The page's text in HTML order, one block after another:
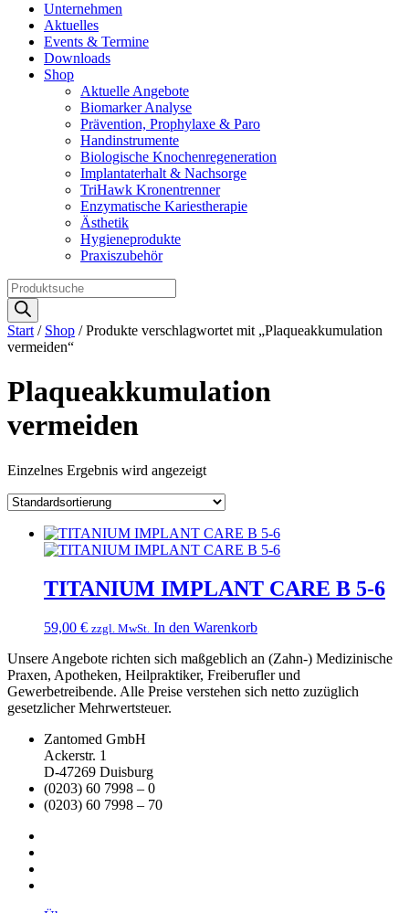
Unternehmen
Aktuelles
Events & Termine
Downloads
Shop
Aktuelle Angebote
Biomarker Analyse
Prävention, Prophylaxe & Paro
Handinstrumente
Biologische Knochenregeneration
Implantaterhalt & Nachsorge
TriHawk Kronentrenner
Enzymatische Kariestherapie
Ästhetik
Hygieneprodukte
Praxiszubehör
Products
search
Start / Shop / Produkte verschlagwortet mit „Plaqueakkumulation
vermeiden“
Plaqueakkumulation
vermeiden
Einzelnes Ergebnis wird angezeigt
TITANIUM IMPLANT CARE B 5-6
59,00 € zzgl. MwSt. In den Warenkorb
Unsere Angebote richten sich maßgeblich an (Zahn-) Medizinische
Praxen, Apotheken, Heilpraktiker, Freiberufler und
Gewerbetreibende. Alle Preise verstehen sich netto zuzüglich
gesetzlicher Mehrwertsteuer.
Zantomed GmbH
Ackerstr. 1
D-47269 Duisburg
(0203) 60 7998 – 0
(0203) 60 7998 – 70